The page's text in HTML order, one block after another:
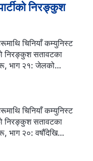
निरङ्कुश
चिनियाँ कम्युनिस्ट
निरङ्कुश सतावटका
भाग २१: जेलको
चिनियाँ कम्युनिस्ट
निरङ्कुश सतावटका
भाग २०: वर्षौँदेखि